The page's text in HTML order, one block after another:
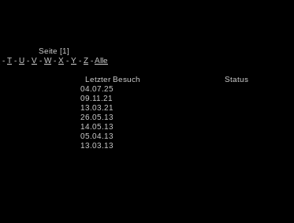
Seite [1]
- T - U - V - W- X - Y - Z -Alle
Letzter Besuch
Status
04.07.25
09.11.21
13.03.21
26.05.13
14.05.13
05.04.13
13.03.13